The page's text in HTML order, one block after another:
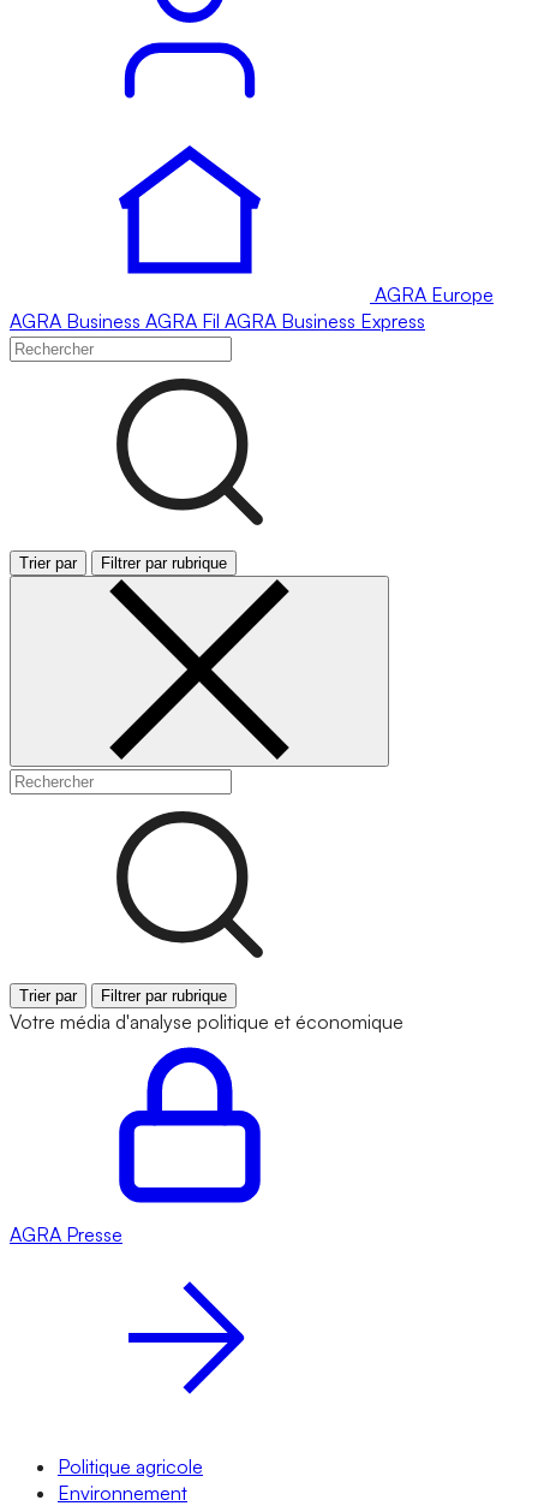
AGRA Europe
AGRA Business AGRA Fil AGRA Business Express
Trier par Filtrer par rubrique
Trier par Filtrer par rubrique
Votre média d'analyse politique et économique
AGRA Presse
Politique agricole
Environnement